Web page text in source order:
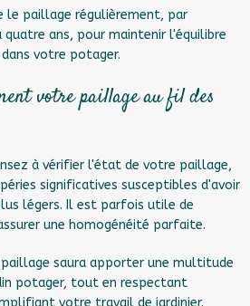
le paillage régulièrement, par
ans, pour maintenir l'équilibre
votre potager.
votre paillage au fil des
à vérifier l'état de votre paillage,
significatives susceptibles d'avoir
légers. Il est parfois utile de
une homogénéité parfaite.
saura apporter une multitude
potager, tout en respectant
votre travail de jardinier.